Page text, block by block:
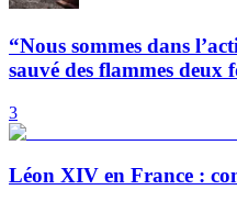
“Nous sommes dans
sauvé des flammes deux
3
Léon XIV en France :